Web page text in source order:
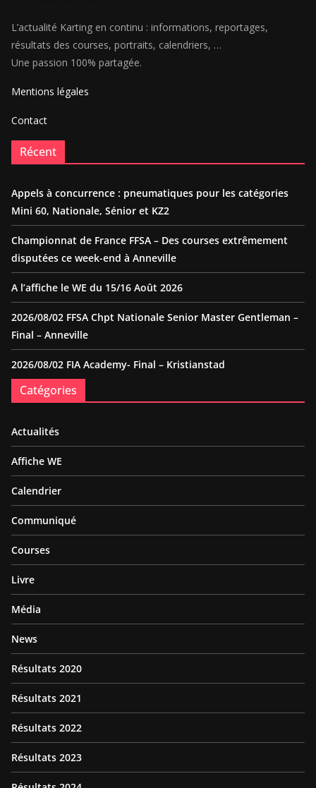
L’actualité Karting en continu : informations, reportages,
résultats des courses, portraits, calendriers, …
Une passion 100% partagée.
Mentions légales
Contact
Récent
Appels à concurrence : pneumatiques pour les catégories
Mini 60, Nationale, Sénior et KZ2
Championnat de France FFSA – Des courses extrêmement
disputées ce week-end à Anneville
A l’affiche le WE du 15/16 Août 2026
2026/08/02 FFSA Chpt Nationale Senior Master Gentleman –
Final – Anneville
2026/08/02 FIA Academy- Final – Kristianstad
Catégories
Actualités
Affiche WE
Calendrier
Communiqué
Courses
Livre
Média
News
Résultats 2020
Résultats 2021
Résultats 2022
Résultats 2023